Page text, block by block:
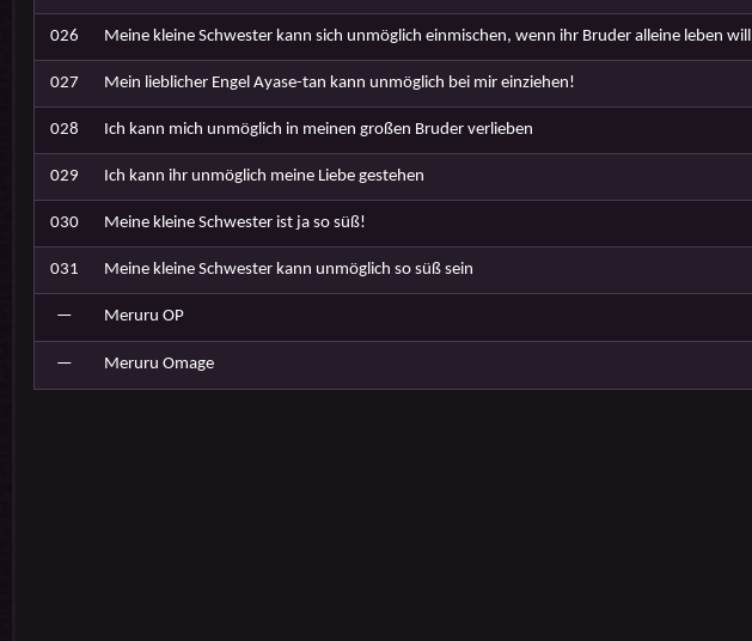
026 Meine kleine Schwester kann sich unmöglich einmischen, wenn ihr Bruder alleine leben will
027 Mein lieblicher Engel Ayase-tan kann unmöglich bei mir einziehen!
028 Ich kann mich unmöglich in meinen großen Bruder verlieben
029 Ich kann ihr unmöglich meine Liebe gestehen
030 Meine kleine Schwester ist ja so süß!
031 Meine kleine Schwester kann unmöglich so süß sein
— Meruru OP
— Meruru Omage